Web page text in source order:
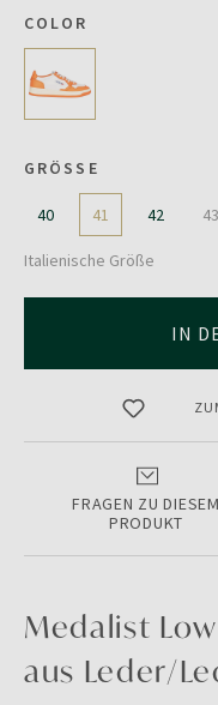
COLOR
GRÖSSE
40 41 42 43
Italienische Größe
IN
FRAGEN ZU DIESEM
PRODUKT
Medalist
aus Leder/